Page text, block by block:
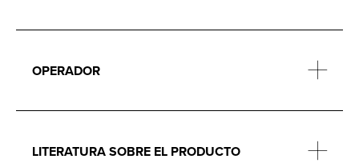
OPERADOR
LITERATURA SOBRE EL PRODUCTO